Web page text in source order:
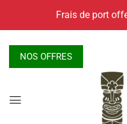
Frais de port
NOS OFFRES